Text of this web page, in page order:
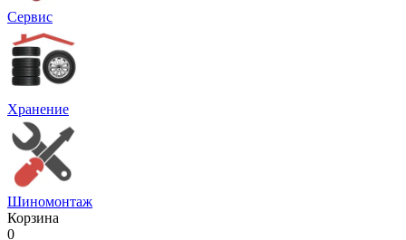
Сервис
Хранение
Шиномонтаж
Корзина
0